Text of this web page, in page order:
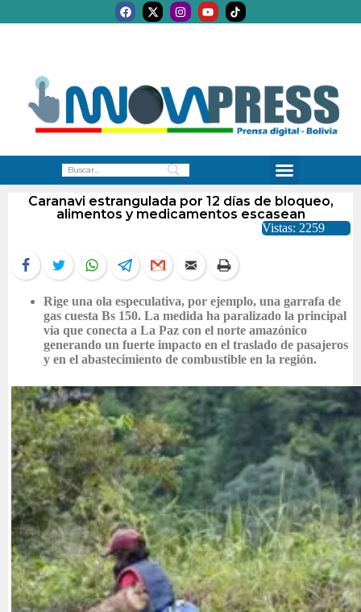
Caranavi estrangulada por 12 días de bloqueo,
alimentos y medicamentos escasean
Vistas: 2259
Rige una ola especulativa, por ejemplo, una garrafa de
gas cuesta Bs 150. La medida ha paralizado la principal
vía que conecta a La Paz con el norte amazónico
generando un fuerte impacto en el traslado de pasajeros
y en el abastecimiento de combustible en la región.